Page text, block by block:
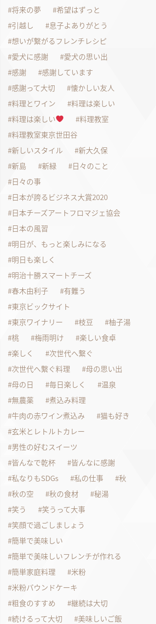
将来の夢
希望はずっと
引越し
息子よありがとう
想いが繋がるフレンチレシピ
愛犬に感謝
愛犬の思い出
感謝
感謝しています
感謝って大切
懐かしい友人
料理とワイン
料理は楽しい
料理は楽しい
料理教室
料理教室東京世田谷
新しいスタイル
新大久保
新島
新緑
日々のこと
日々の事
日本が誇るビジネス大賞2020
日本チーズアートフロマジェ協会
日本の風習
明日が、もっと楽しみになる
明日も楽しく
明治十勝スマートチーズ
春木由利子
有難う
東京ビックサイト
東京ワイナリー
枝豆
柚子湯
桃
梅雨明け
楽しい食卓
楽しく
次世代へ繋ぐ
次世代へ繋ぐ料理
母の思い出
母の日
毎日楽しく
温泉
無農薬
煮込み料理
牛肉の赤ワイン煮込み
猫も好き
玄米とレトルトカレー
男性の好むスイーツ
皆んなで乾杯
皆んなに感謝
私なりもSDGs
私の仕事
秋
秋の空
秋の食材
秘湯
笑う
笑うって大事
笑顔で過ごしましょう
簡単で美味しい
簡単で美味しいフレンチが作れる
簡単家庭料理
米粉
米粉パウンドケーキ
粗食のすすめ
継続は大切
続けるって大切
美味しいご飯